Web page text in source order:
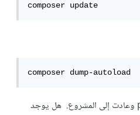
composer update
composer dump-autoload
ولكن لم يتم حذف ال package وعادت إلى المشروع. هل يوجد